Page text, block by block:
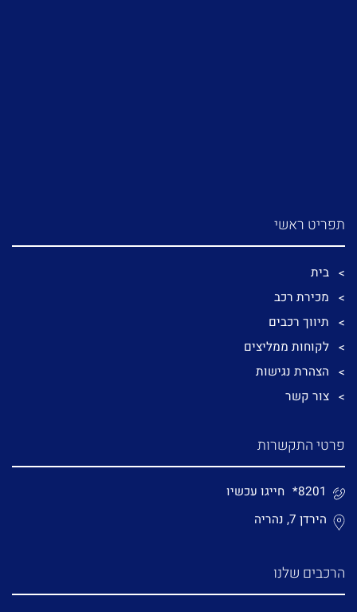
תפריט ראשי
בית
מכירת רכב
תיווך רכבים
לקוחות ממליצים
הצהרת נגישות
צור קשר
הרכבים שלנו
פרטי התקשרות
*8201 חייגו עכשיו
הירדן 7, נהריה